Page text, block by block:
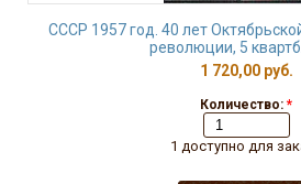
СССР 1957 год. 40 лет
революции, 5
1 720,00 руб.
Количество: *
1 доступно для